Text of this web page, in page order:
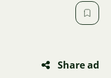
Share ad